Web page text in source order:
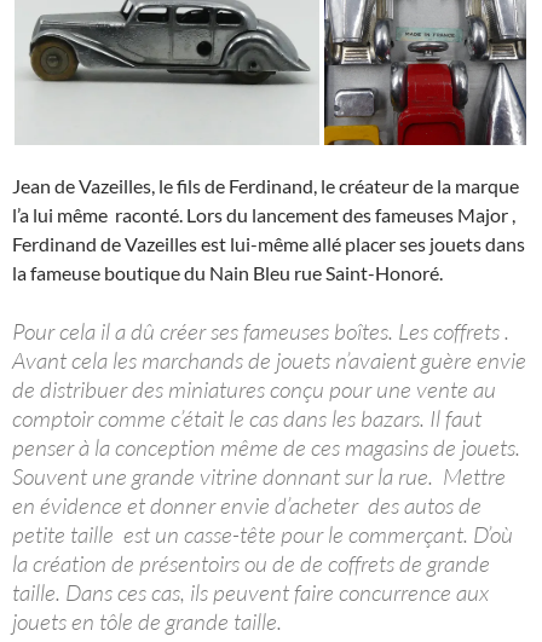
Jean de Vazeilles, le fils de Ferdinand, le créateur de la marque
l’a lui même raconté. Lors du lancement des fameuses Major ,
Ferdinand de Vazeilles est lui-même allé placer ses jouets dans
la fameuse boutique du Nain Bleu rue Saint-Honoré.
Pour cela il a dû créer ses fameuses boîtes. Les coffrets .
Avant cela les marchands de jouets n’avaient guère envie
de distribuer des miniatures conçu pour une vente au
comptoir comme c’était le cas dans les bazars. Il faut
penser à la conception même de ces magasins de jouets.
Souvent une grande vitrine donnant sur la rue. Mettre
en évidence et donner envie d’acheter des autos de
petite taille est un casse-tête pour le commerçant. D’où
la création de présentoirs ou de de coffrets de grande
taille. Dans ces cas, ils peuvent faire concurrence aux
jouets en tôle de grande taille.